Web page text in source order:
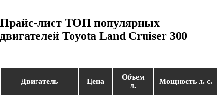
Прайс-лист ТОП популярных
двигателей Toyota Land Cruiser 300
Двигатель Цена
Объем
л.
Мощность л. с.